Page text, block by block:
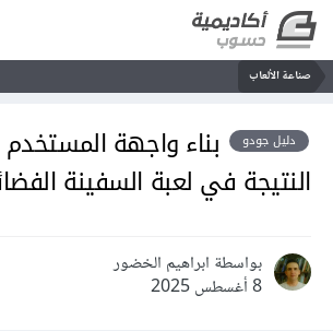
صناعة الألعاب
دليل جودو
بناء واجهة
النتيجة في لعبة السفينة
بواسطة ابراهيم الخضور
8 أغسطس 2025